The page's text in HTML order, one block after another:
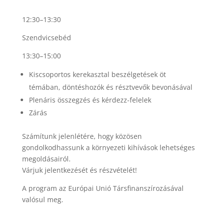
12:30–13:30
Szendvicsebéd
13:30–15:00
Kiscsoportos kerekasztal beszélgetések öt
témában, döntéshozók és résztvevők bevonásával
Plenáris összegzés és kérdezz-felelek
Zárás
Számítunk jelenlétére, hogy közösen
gondolkodhassunk a környezeti kihívások lehetséges
megoldásairól.
Várjuk jelentkezését és részvételét!
A program az Európai Unió Társfinanszírozásával
valósul meg.